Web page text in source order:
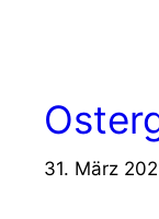
31. März